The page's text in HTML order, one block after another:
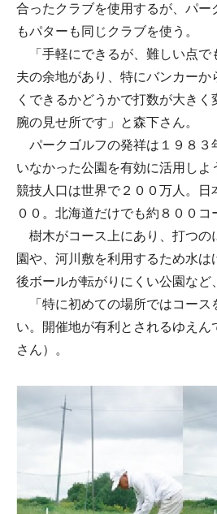
合ったクラブを使用するが、パー
もパターも同じクラブを使う。
「手軽にできるが、難しい点で
夫の余地があり、特にバンカーか
くできるかどうかで打数が大きく
腕の見せ所です」と森下さん。
パークゴルフの発祥は１９８３
いなかった公園を有効に活用しよ
競技人口は世界で２００万人。日
００。北海道だけでも約８００コ
樹木がコース上にあり、打つの
園や、河川敷を利用するため水は
後ボールが転がりにくい公園など
「特に初めての場所ではコース
い。開催地が有利とされるゆえん
さん）。